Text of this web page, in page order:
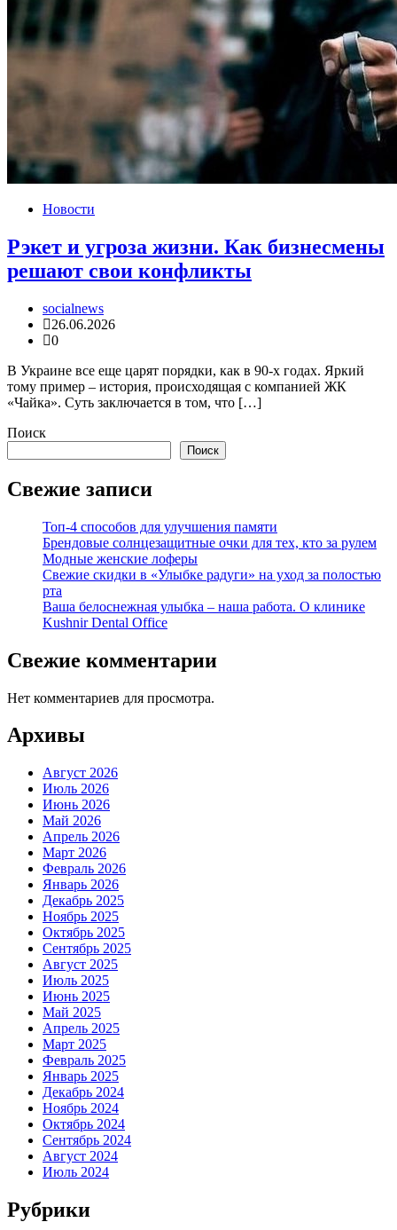
Новости
Рэкет и угроза жизни. Как бизнесмены
решают свои конфликты
socialnews
26.06.2026
0
В Украине все еще царят порядки, как в 90-х годах. Яркий
тому пример – история, происходящая с компанией ЖК
«Чайка». Суть заключается в том, что […]
Поиск
Поиск
Свежие записи
Топ-4 способов для улучшения памяти
Брендовые солнцезащитные очки для тех, кто за рулем
Модные женские лоферы
Свежие скидки в «Улыбке радуги» на уход за полостью
рта
Ваша белоснежная улыбка – наша работа. О клинике
Kushnir Dental Office
Свежие комментарии
Нет комментариев для просмотра.
Архивы
Август 2026
Июль 2026
Июнь 2026
Май 2026
Апрель 2026
Март 2026
Февраль 2026
Январь 2026
Декабрь 2025
Ноябрь 2025
Октябрь 2025
Сентябрь 2025
Август 2025
Июль 2025
Июнь 2025
Май 2025
Апрель 2025
Март 2025
Февраль 2025
Январь 2025
Декабрь 2024
Ноябрь 2024
Октябрь 2024
Сентябрь 2024
Август 2024
Июль 2024
Рубрики